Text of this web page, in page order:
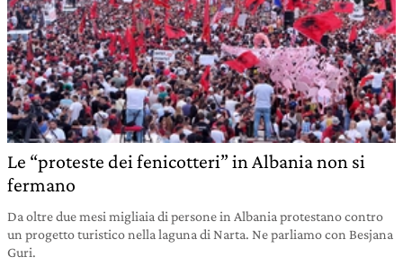
Le “proteste dei fenicotteri” in Albania non si
fermano
Da oltre due mesi migliaia di persone in Albania protestano contro
un progetto turistico nella laguna di Narta. Ne parliamo con Besjana
Guri.